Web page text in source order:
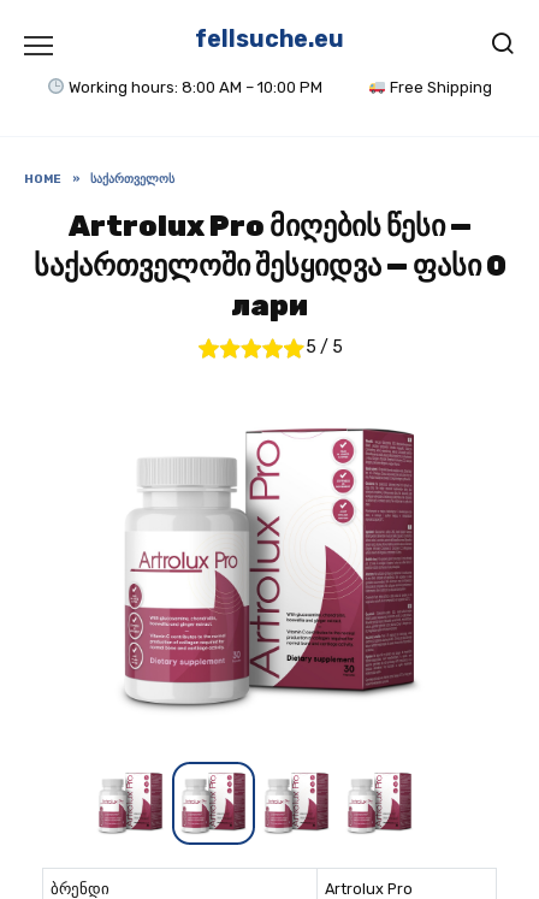
content
fellsuche.eu
Working hours: 8:00 AM – 10:00 PM Free Shipping
HOME » ᲡᲐᲥᲐᲠᲗᲕᲔᲚᲝᲡ
Artrolux Pro მიღების წესი —
საქართველოში შესყიდვა — ფასი 0
лари
5 / 5
ბრენდი Artrolux Pro